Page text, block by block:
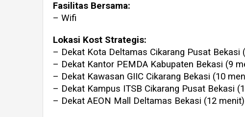
Fasilitas Bersama:
– Wifi
Lokasi Kost Strategis:
– Dekat Kota Deltamas Cikarang Pusat Bekasi
– Dekat Kantor PEMDA Kabupaten Bekasi (9
– Dekat Kawasan GIIC Cikarang Bekasi (10
– Dekat Kampus ITSB Cikarang Pusat Bekasi
– Dekat AEON Mall Deltamas Bekasi (12 menit)